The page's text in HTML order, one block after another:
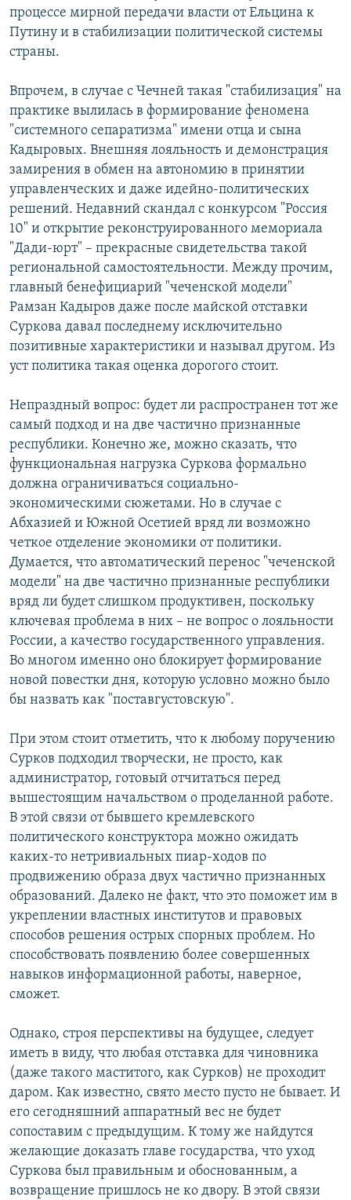
процессе мирной передачи власти от Ельцина к
Путину и в стабилизации политической системы
страны.
Впрочем, в случае с Чечней такая "стабилизация" на
практике вылилась в формирование феномена
"системного сепаратизма" имени отца и сына
Кадыровых. Внешняя лояльность и демонстрация
замирения в обмен на автономию в принятии
управленческих и даже идейно-политических
решений. Недавний скандал с конкурсом "Россия
10" и открытие реконструированного мемориала
"Дади-юрт" – прекрасные свидетельства такой
региональной самостоятельности. Между прочим,
главный бенефициарий "чеченской модели"
Рамзан Кадыров даже после майской отставки
Суркова давал последнему исключительно
позитивные характеристики и называл другом. Из
уст политика такая оценка дорогого стоит.
Непраздный вопрос: будет ли распространен тот же
самый подход и на две частично признанные
республики. Конечно же, можно сказать, что
функциональная нагрузка Суркова формально
должна ограничиваться социально-
экономическими сюжетами. Но в случае с
Абхазией и Южной Осетией вряд ли возможно
четкое отделение экономики от политики.
Думается, что автоматический перенос "чеченской
модели" на две частично признанные республики
вряд ли будет слишком продуктивен, поскольку
ключевая проблема в них – не вопрос о лояльности
России, а качество государственного управления.
Во многом именно оно блокирует формирование
новой повестки дня, которую условно можно было
бы назвать как "поставгустовскую".
При этом стоит отметить, что к любому поручению
Сурков подходил творчески, не просто, как
администратор, готовый отчитаться перед
вышестоящим начальством о проделанной работе.
В этой связи от бывшего кремлевского
политического конструктора можно ожидать
каких-то нетривиальных пиар-ходов по
продвижению образа двух частично признанных
образований. Далеко не факт, что это поможет им в
укреплении властных институтов и правовых
способов решения острых спорных проблем. Но
способствовать появлению более совершенных
навыков информационной работы, наверное,
сможет.
Однако, строя перспективы на будущее, следует
иметь в виду, что любая отставка для чиновника
(даже такого маститого, как Сурков) не проходит
даром. Как известно, свято место пусто не бывает. И
его сегодняшний аппаратный вес не будет
сопоставим с предыдущим. К тому же найдутся
желающие доказать главе государства, что уход
Суркова был правильным и обоснованным, а
возвращение пришлось не ко двору. В этой связи